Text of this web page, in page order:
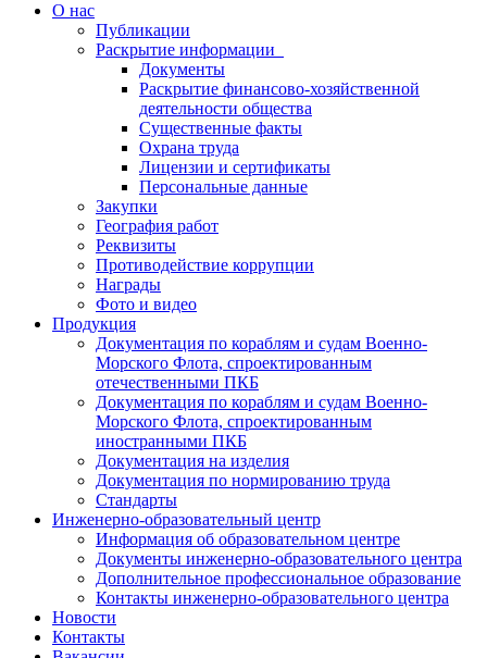
О нас
Публикации
Раскрытие информации
Документы
Раскрытие финансово-хозяйственной
деятельности общества
Существенные факты
Охрана труда
Лицензии и сертификаты
Персональные данные
Закупки
География работ
Реквизиты
Противодействие коррупции
Награды
Фото и видео
Продукция
Документация по кораблям и судам Военно-
Морского Флота, спроектированным
отечественными ПКБ
Документация по кораблям и судам Военно-
Морского Флота, спроектированным
иностранными ПКБ
Документация на изделия
Документация по нормированию труда
Стандарты
Инженерно-образовательный центр
Информация об образовательном центре
Документы инженерно-образовательного центра
Дополнительное профессиональное образование
Контакты инженерно-образовательного центра
Новости
Контакты